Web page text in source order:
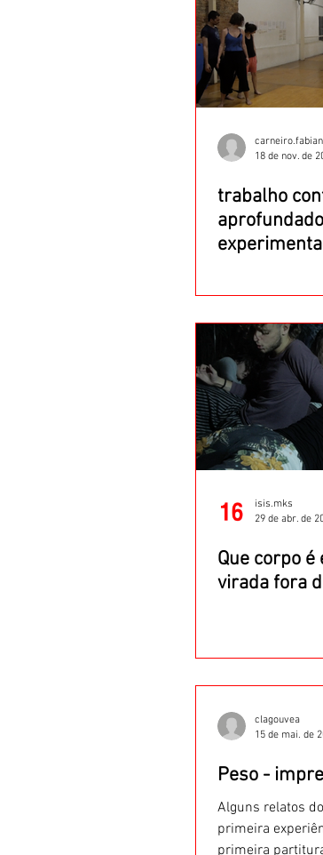
18 de nov. de
trabalho
isis.mks
29 de abr. de
Que corpo é
virada fora
clagouvea
15 de mai. de
Peso -
Alguns relatos
primeira
primeira